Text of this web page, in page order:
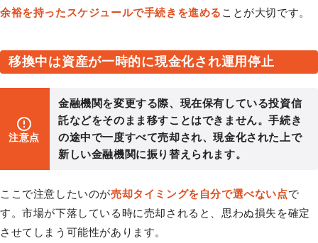
余裕を持ったスケジュールで手続きを進める ことが大切です。
移換中は資産が一時的に現金化され運用停止
注意点
金融機関を変更する際、現在保有している投資信
託などをそのまま移すことはできません。手続き
の途中で一度すべて売却され、現金化された上で
新しい金融機関に振り替えられます。
ここで注意したいのが売却タイミングを自分で選べない点で
す。市場が下落している時に売却されると、思わぬ損失を確定
させてしまう可能性があります。